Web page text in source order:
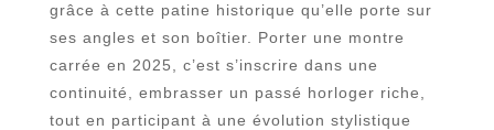
grâce à cette patine historique qu’elle porte sur
ses angles et son boîtier. Porter une montre
carrée en 2025, c’est s’inscrire dans une
continuité, embrasser un passé horloger riche,
tout en participant à une évolution stylistique